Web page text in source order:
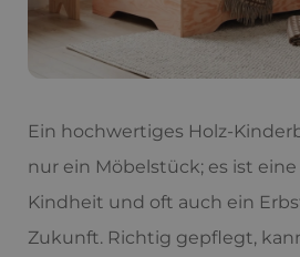
Ein hochwertiges Holz-
nur ein Möbelstück; es ist
Kindheit und oft auch ein
Zukunft. Richtig gepflegt,